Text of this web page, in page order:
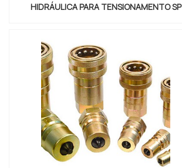
HIDRÁULICA PARA TENSIONAMENTO SP